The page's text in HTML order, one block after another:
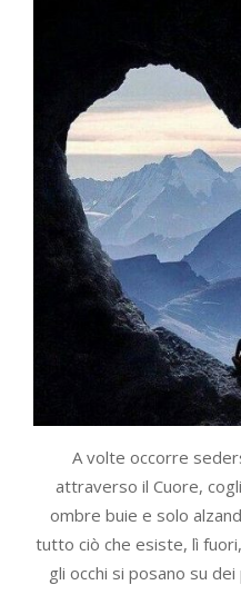
A volte occorre
attraverso il Cuore,
ombre buie e solo
tutto ciò che esiste, lì
gli occhi si posano su